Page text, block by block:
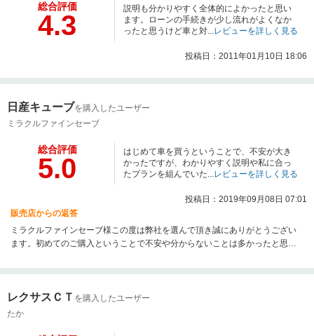
総合評価
4.3
説明も分かりやすく全体的によかったと思い
ます。ローンの手続きが少し流れがよくなか
ったと思うけど車と対...レビューを詳しく見る
投稿日：2011年01月10日 18:06
日産キューブを購入したユーザー
ミラクルファインセーブ
総合評価
5.0
はじめて車を買うということで、不安が大き
かったですが、わかりやすく説明や私に合っ
たプランを組んでいた...レビューを詳しく見る
投稿日：2019年09月08日 07:01
販売店からの返答
ミラクルファインセーブ様この度は弊社を選んで頂き誠にありがとうござい
ます。初めてのご購入ということで不安や分からないことは多かったと思い
ております。今回のお手伝いがファインプレーだったらなおのこと嬉しく思
なくお申し付けください。
レクサスＣＴ を購入したユーザー
たか